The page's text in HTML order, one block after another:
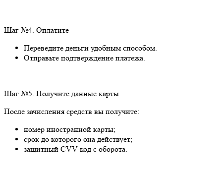
Шаг №4. Оплатите
Переведите деньги удобным способом.
Отправьте подтверждение платежа.
Шаг №5. Получите данные карты
После зачисления средств вы получите:
номер иностранной карты;
срок до которого она действует;
защитный CVV-код с оборота.